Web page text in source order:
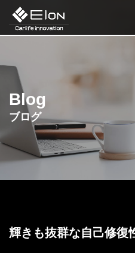
Blog
ブログ
輝きも抜群な自己修復